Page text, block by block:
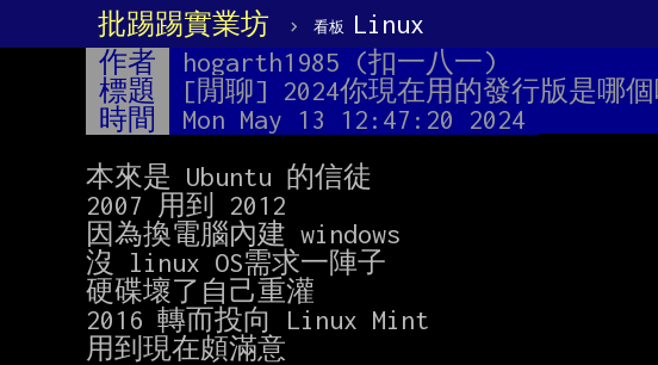
批踢踢實業坊 › 看板 Linux
作者 hogarth1985 (扣一八一)
標題
[閒聊] 2024你現在用的發行版是哪個
時間
Mon May 13 12:47:20 2024
本來是 Ubuntu 的信徒
2007 用到 2012
因為換電腦內建 windows
沒 linux OS需求一陣子
硬碟壞了自己重灌
2016 轉而投向 Linux Mint
用到現在頗滿意